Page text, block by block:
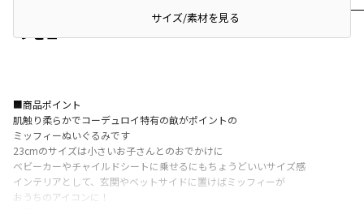
レビュー
サイズ/素材を見る
■商品ポイント
肌触り柔らかでコーデュロイ特有の畝がポイントの
ミッフィーぬいぐるみです
23cmのサイズは小さいお子さんとのおでかけに
ベビーカーやチャイルドシートに乗せるにもちょうどいいサイズ感
インテリアとして、玄関やベットサイドに置けばミッフィーが
おうちのアイコンに！